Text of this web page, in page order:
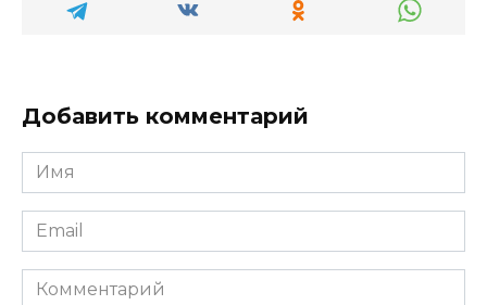
Добавить комментарий
Имя
*
Email
*
Комментарий